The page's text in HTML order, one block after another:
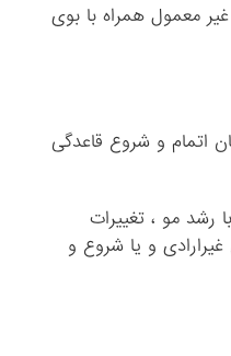
معمول همراه با بوی
اتمام و شروع قاعدگی
رشد مو ، تغییرات
و یا شروع و